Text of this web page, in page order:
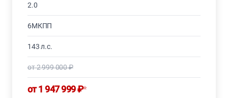
2.0
6МКПП
143 л.с.
от 2 999 000 ₽
от 1 947 999 ₽*